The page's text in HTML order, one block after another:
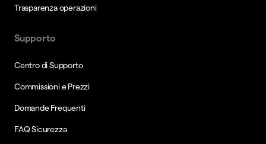
Trasparenza operazioni
Supporto
Centro di Supporto
Commissioni e Prezzi
Domande Frequenti
FAQ Sicurezza